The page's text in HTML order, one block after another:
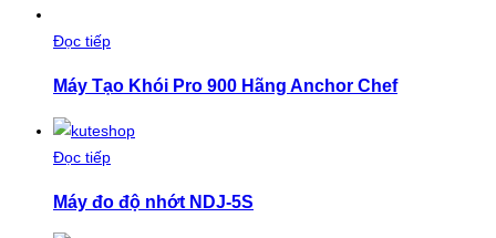
Đọc tiếp
Máy Tạo Khói Pro 900 Hãng Anchor Chef
Đọc tiếp
Máy đo độ nhớt NDJ-5S